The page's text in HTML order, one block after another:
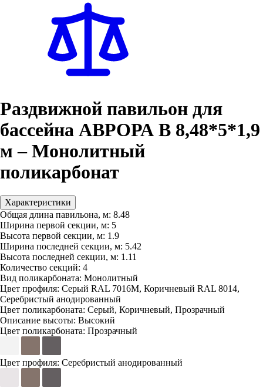
Раздвижной павильон для
бассейна АВРОРА В 8,48*5*1,9
м – Монолитный
поликарбонат
Характеристики
Общая длина павильона, м: 8.48
Ширина первой секции, м: 5
Высота первой секции, м: 1.9
Ширина последней секции, м: 5.42
Высота последней секции, м: 1.11
Количество секций: 4
Вид поликарбоната: Монолитный
Цвет профиля: Серый RAL 7016M, Коричневый RAL 8014,
Серебристый анодированный
Цвет поликарбоната: Серый, Коричневый, Прозрачный
Описание высоты: Высокий
Цвет поликарбоната: Прозрачный
Цвет профиля: Серебристый анодированный